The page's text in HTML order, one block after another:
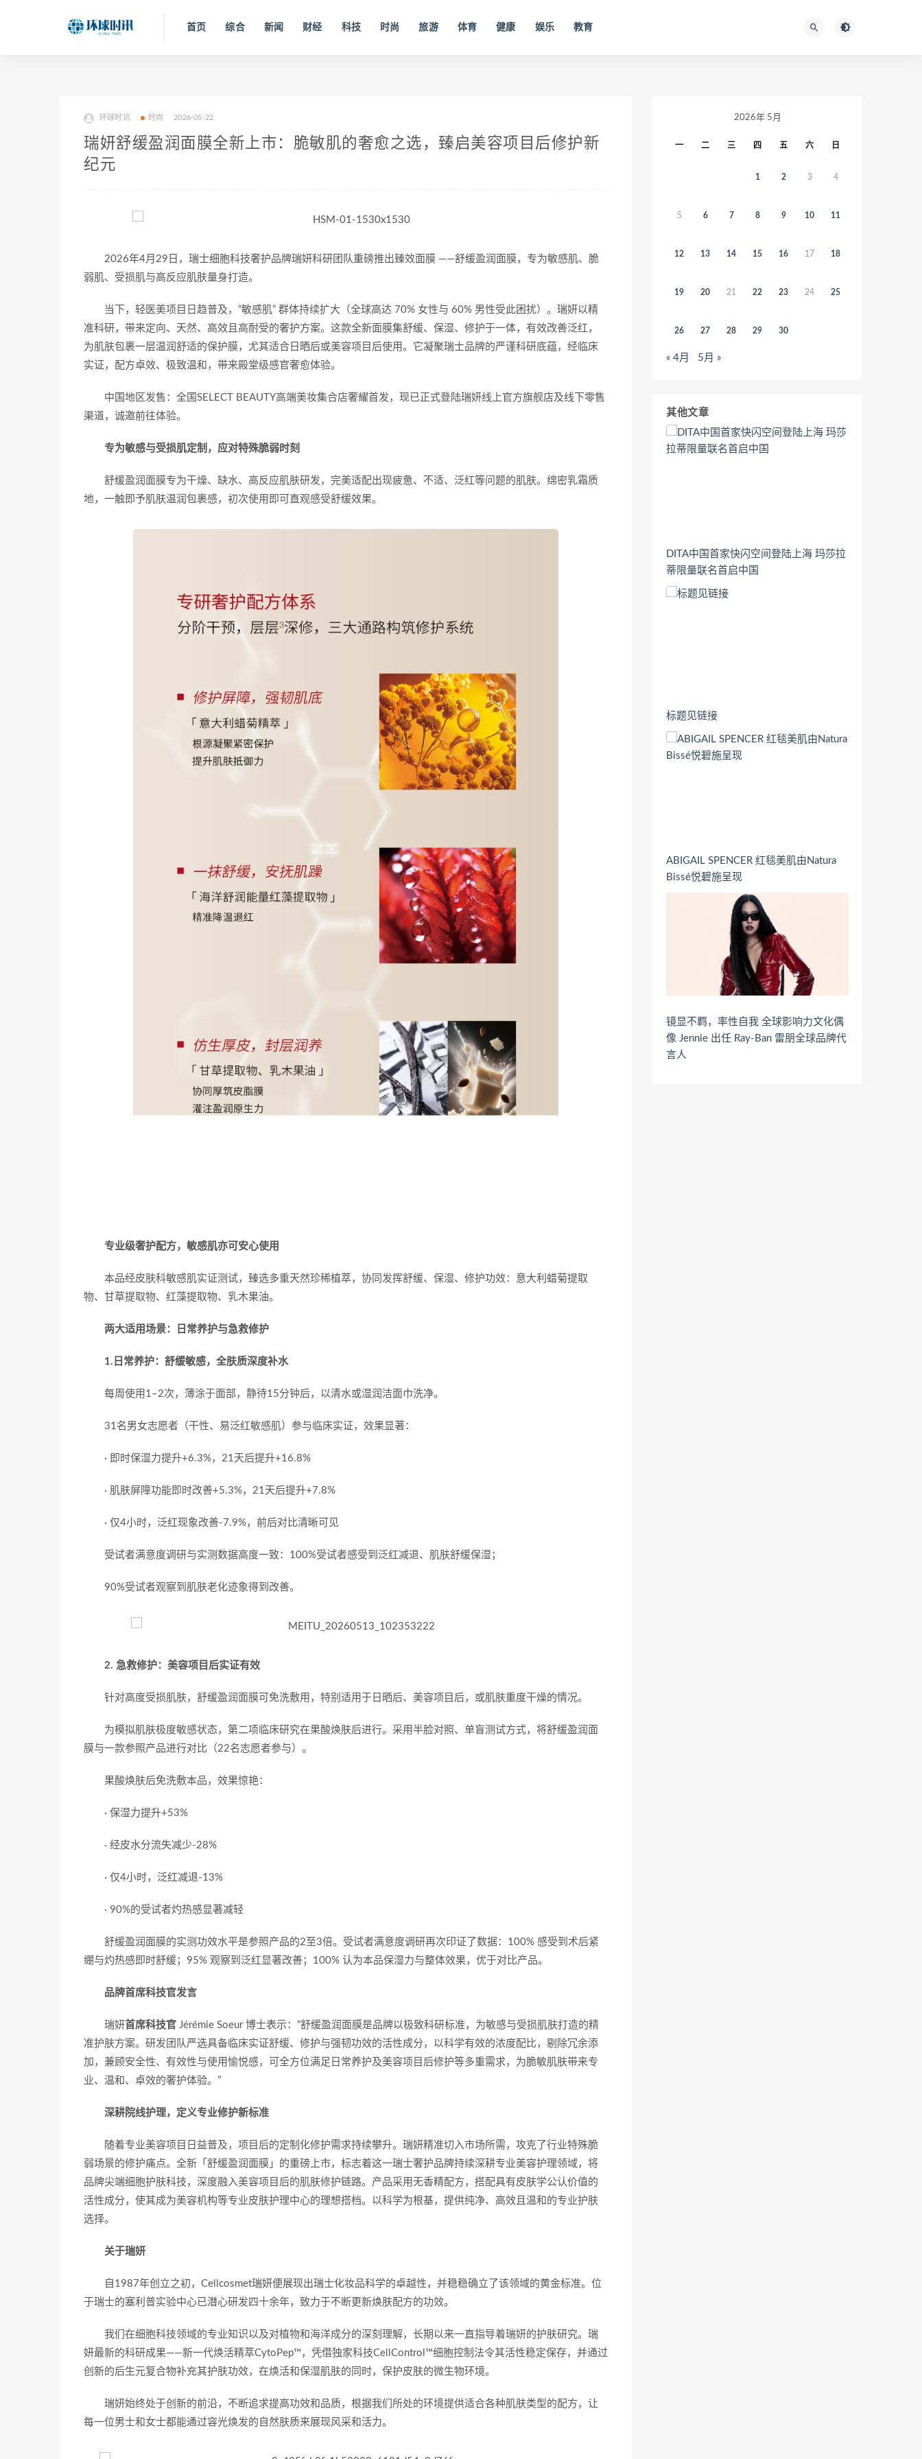
首页 综合 新闻 财经 科技 时尚 旅游 体育 健康 娱乐 教育
环球时讯 时尚 2026-05-22
瑞妍舒缓盈润面膜全新上市：脆敏肌的奢愈之选，臻启美容项目后修护新
纪元
2026年4月29日，瑞士细胞科技奢护品牌瑞妍科研团队重磅推出臻效面膜 ——舒缓盈润面膜，专为敏感肌、脆
弱肌、受损肌与高反应肌肤量身打造。
当下，轻医美项目日趋普及，“敏感肌” 群体持续扩大（全球高达 70% 女性与 60% 男性受此困扰）。瑞妍以精
准科研，带来定向、天然、高效且高耐受的奢护方案。这款全新面膜集舒缓、保湿、修护于一体，有效改善泛红，
为肌肤包裹一层温润舒适的保护膜，尤其适合日晒后或美容项目后使用。它凝聚瑞士品牌的严谨科研底蕴，经临床
实证，配方卓效、极致温和，带来殿堂级感官奢愈体验。
中国地区发售：全国SELECT BEAUTY高端美妆集合店奢耀首发，现已正式登陆瑞妍线上官方旗舰店及线下零售
渠道，诚邀前往体验。
专为敏感与受损肌定制，应对特殊脆弱时刻
舒缓盈润面膜专为干燥、缺水、高反应肌肤研发，完美适配出现疲惫、不适、泛红等问题的肌肤。绵密乳霜质
地，一触即予肌肤温润包裹感，初次使用即可直观感受舒缓效果。
专业级奢护配方，敏感肌亦可安心使用
本品经皮肤科敏感肌实证测试，臻选多重天然珍稀植萃，协同发挥舒缓、保湿、修护功效：意大利蜡菊提取
物、甘草提取物、红藻提取物、乳木果油。
两大适用场景：日常养护与急救修护
1.日常养护：舒缓敏感，全肤质深度补水
每周使用1–2次，薄涂于面部，静待15分钟后，以清水或湿润洁面巾洗净。
31名男女志愿者（干性、易泛红敏感肌）参与临床实证，效果显著：
· 即时保湿力提升+6.3%，21天后提升+16.8%
· 肌肤屏障功能即时改善+5.3%，21天后提升+7.8%
· 仅4小时，泛红现象改善-7.9%，前后对比清晰可见
受试者满意度调研与实测数据高度一致：100%受试者感受到泛红减退、肌肤舒缓保湿；
90%受试者观察到肌肤老化迹象得到改善。
2. 急救修护：美容项目后实证有效
针对高度受损肌肤，舒缓盈润面膜可免洗敷用，特别适用于日晒后、美容项目后，或肌肤重度干燥的情况。
为模拟肌肤极度敏感状态，第二项临床研究在果酸焕肤后进行。采用半脸对照、单盲测试方式，将舒缓盈润面
膜与一款参照产品进行对比（22名志愿者参与）。
果酸焕肤后免洗敷本品，效果惊艳：
· 保湿力提升+53%
· 经皮水分流失减少-28%
· 仅4小时，泛红减退-13%
· 90%的受试者灼热感显著减轻
舒缓盈润面膜的实测功效水平是参照产品的2至3倍。受试者满意度调研再次印证了数据：100% 感受到术后紧
绷与灼热感即时舒缓；95% 观察到泛红显著改善；100% 认为本品保湿力与整体效果，优于对比产品。
品牌首席科技官发言
瑞妍首席科技官 Jérémie Soeur 博士表示：“舒缓盈润面膜是品牌以极致科研标准，为敏感与受损肌肤打造的精
准护肤方案。研发团队严选具备临床实证舒缓、修护与强韧功效的活性成分，以科学有效的浓度配比，剔除冗余添
加，兼顾安全性、有效性与使用愉悦感，可全方位满足日常养护及美容项目后修护等多重需求，为脆敏肌肤带来专
业、温和、卓效的奢护体验。”
深耕院线护理，定义专业修护新标准
随着专业美容项目日益普及，项目后的定制化修护需求持续攀升。瑞妍精准切入市场所需，攻克了行业特殊脆
弱场景的修护痛点。全新「舒缓盈润面膜」的重磅上市，标志着这一瑞士奢护品牌持续深耕专业美容护理领域，将
品牌尖端细胞护肤科技，深度融入美容项目后的肌肤修护链路。产品采用无香精配方，搭配具有皮肤学公认价值的
活性成分，使其成为美容机构等专业皮肤护理中心的理想搭档。以科学为根基，提供纯净、高效且温和的专业护肤
选择。
关于瑞妍
自1987年创立之初，Cellcosmet瑞妍便展现出瑞士化妆品科学的卓越性，并稳稳确立了该领域的黄金标准。位
于瑞士的塞利普实验中心已潜心研发四十余年，致力于不断更新焕肤配方的功效。
我们在细胞科技领域的专业知识以及对植物和海洋成分的深刻理解，长期以来一直指导着瑞妍的护肤研究。瑞
妍最新的科研成果——新一代焕活精萃CytoPep™，凭借独家科技CellControl™细胞控制法令其活性稳定保存，并通过
创新的后生元复合物补充其护肤功效，在焕活和保湿肌肤的同时，保护皮肤的微生物环境。
瑞妍始终处于创新的前沿，不断追求提高功效和品质，根据我们所处的环境提供适合各种肌肤类型的配方，让
每一位男士和女士都能通过容光焕发的自然肤质来展现风采和活力。
2026年 5月
一 二 三 四 五 六 日
1 2 3 4
5 6 7 8 9 10 11
12 13 14 15 16 17 18
19 20 21 22 23 24 25
26 27 28 29 30
« 4月 5月 »
其他文章
DITA中国首家快闪空间登陆上海 玛莎拉
蒂限量联名首启中国
标题见链接
ABIGAIL SPENCER 红毯美肌由Natura
Bissé悦碧施呈现
镜显不羁，率性自我 全球影响力文化偶
像 Jennie 出任 Ray-Ban 雷朋全球品牌代
言人